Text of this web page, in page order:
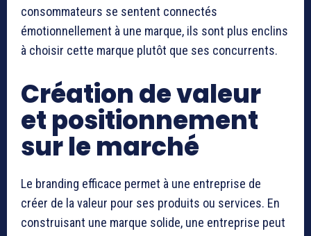
consommateurs se sentent connectés
émotionnellement à une marque, ils sont plus enclins
à choisir cette marque plutôt que ses concurrents.
Création de valeur
et positionnement
sur le marché
Le branding efficace permet à une entreprise de
créer de la valeur pour ses produits ou services. En
construisant une marque solide, une entreprise peut